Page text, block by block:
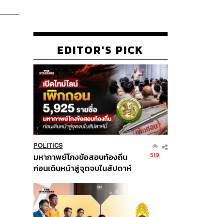
EDITOR'S PICK
POLITICS
มหากาพย์โกงข้อสอบท้องถิ่น
ก่อนเดินหน้าสู่จุดจบในสัปดาห์
519